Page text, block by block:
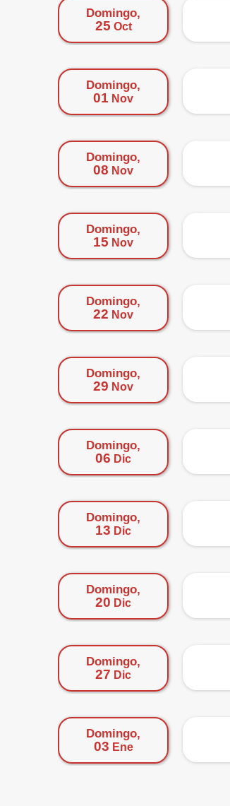
Domingo,
25 Oct
Domingo,
01 Nov
Domingo,
08 Nov
Domingo,
15 Nov
Domingo,
22 Nov
Domingo,
29 Nov
Domingo,
06 Dic
Domingo,
13 Dic
Domingo,
20 Dic
Domingo,
27 Dic
Domingo,
03 Ene